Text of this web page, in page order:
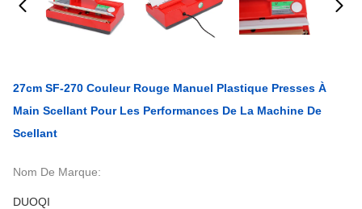
27cm SF-270 Couleur Rouge Manuel Plastique Presses À
Main Scellant Pour Les Performances De La Machine De
Scellant
Nom De Marque:
DUOQI